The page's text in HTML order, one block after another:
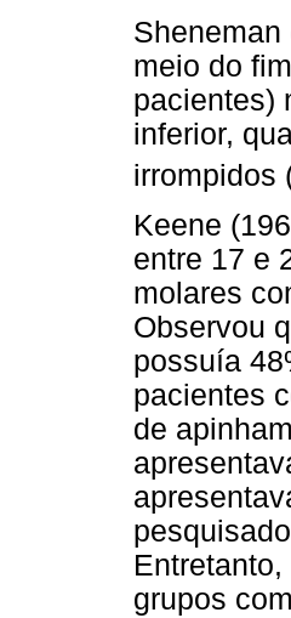
meio do
pacientes)
inferior,
irrompidos
Keene
entre 17 e
molares
Observou
possuía
pacientes
de
grupos